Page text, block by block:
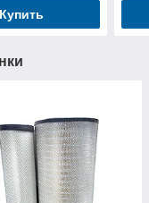
Купить